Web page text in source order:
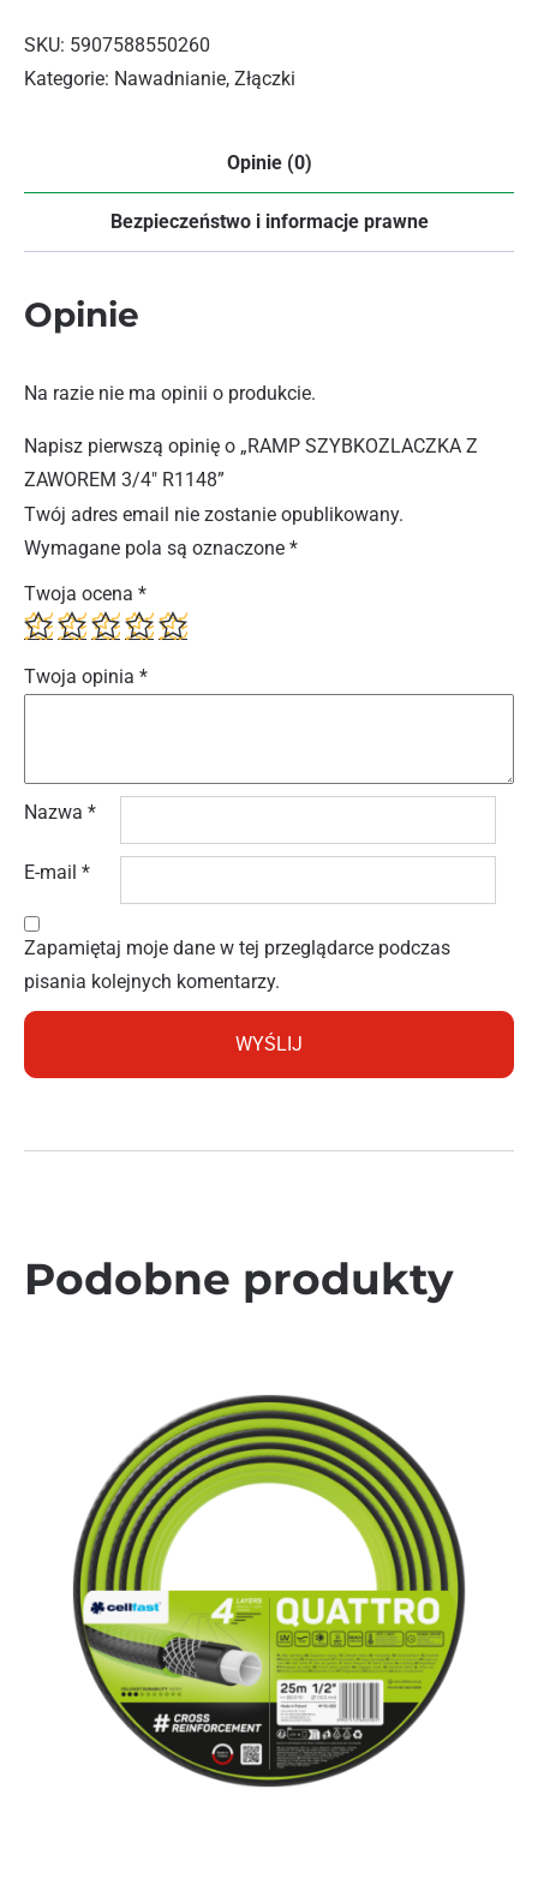
SKU: 5907588550260
Kategorie: Nawadnianie, Złączki
Opinie (0)
Bezpieczeństwo i informacje prawne
Opinie
Na razie nie ma opinii o produkcie.
Napisz pierwszą opinię o „RAMP SZYBKOZLACZKA Z
ZAWOREM 3/4″ R1148”
Twój adres email nie zostanie opublikowany.
Wymagane pola są oznaczone *
Twoja ocena *
Twoja opinia *
Nazwa *
E-mail *
Zapamiętaj moje dane w tej przeglądarce podczas
pisania kolejnych komentarzy.
Podobne produkty